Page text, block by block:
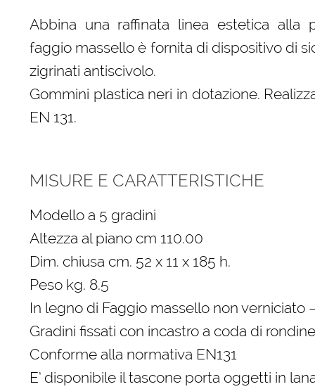
Abbina una raffinata linea estetica alla
faggio massello è fornita di dispositivo di
zigrinati antiscivolo.
Gommini plastica neri in dotazione.
EN 131.
MISURE E CARATTERISTICHE
Modello a 5 gradini
Altezza al piano cm 110.00
Dim. chiusa cm. 52 x 11 x 185 h.
Peso kg. 8.5
In legno di Faggio massello non verniciato
Gradini fissati con incastro a coda di
Conforme alla normativa EN131
E’ disponibile il tascone porta oggetti in